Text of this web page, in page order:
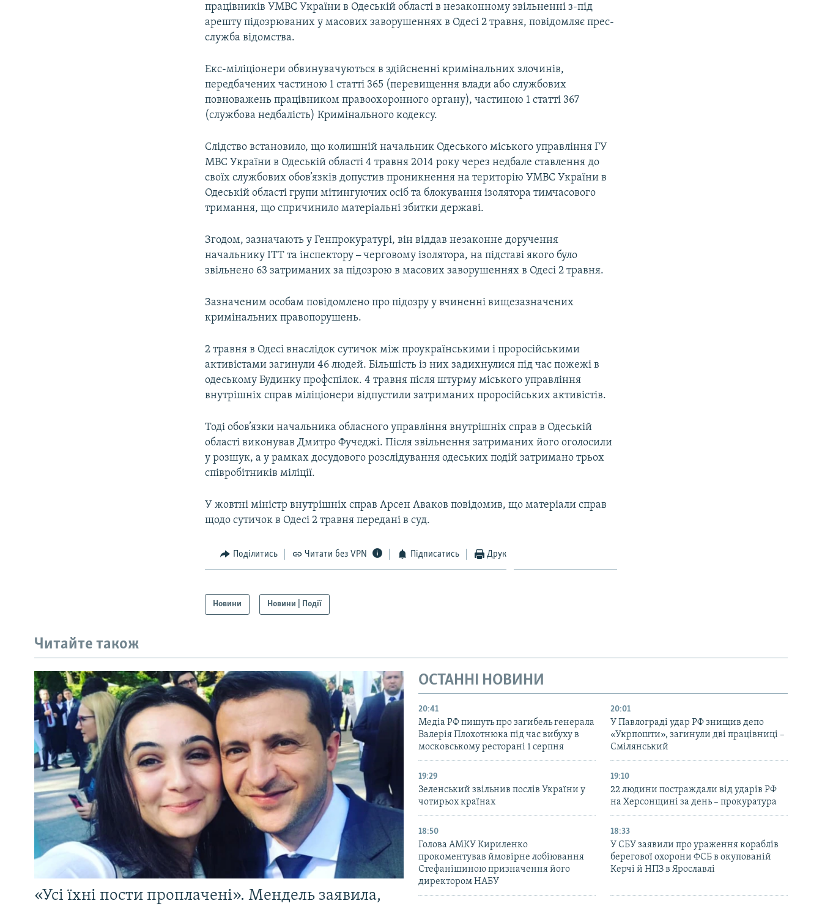
працівників УМВС України в Одеській області в незаконному звільненні з-під
арешту підозрюваних у масових заворушеннях в Одесі 2 травня, повідомляє прес-
служба відомства.
Екс-міліціонери обвинувачуються в здійсненні кримінальних злочинів,
передбачених частиною 1 статті 365 (перевищення влади або службових
повноважень працівником правоохоронного органу), частиною 1 статті 367
(службова недбалість) Кримінального кодексу.
Слідство встановило, що колишній начальник Одеського міського управління ГУ
МВС України в Одеській області 4 травня 2014 року через недбале ставлення до
своїх службових обов’язків допустив проникнення на територію УМВС України в
Одеській області групи мітингуючих осіб та блокування ізолятора тимчасового
тримання, що спричинило матеріальні збитки державі.
Згодом, зазначають у Генпрокуратурі, він віддав незаконне доручення
начальнику ІТТ та інспектору–черговому ізолятора, на підставі якого було
звільнено 63 затриманих за підозрою в масових заворушеннях в Одесі 2 травня.
Зазначеним особам повідомлено про підозру у вчиненні вищезазначених
кримінальних правопорушень.
2 травня в Одесі внаслідок сутичок між проукраїнськими і проросійськими
активістами загинули 46 людей. Більшість із них задихнулися під час пожежі в
одеському Будинку профспілок. 4 травня після штурму міського управління
внутрішніх справ міліціонери відпустили затриманих проросійських активістів.
Тоді обов’язки начальника обласного управління внутрішніх справ в Одеській
області виконував Дмитро Фучеджі. Після звільнення затриманих його оголосили
у розшук, а у рамках досудового розслідування одеських подій затримано трьох
співробітників міліції.
У жовтні міністр внутрішніх справ Арсен Аваков повідомив, що матеріали справ
щодо сутичок в Одесі 2 травня передані в суд.
Поділитись Читати без VPN Підписатись Друк
Новини Новини | Події
Читайте також
«Усі їхні пости проплачені». Мендель заявила,
ОСТАННІ НОВИНИ
20:41
Медіа РФ пишуть про загибель генерала
Валерія Плохотнюка під час вибуху в
московському ресторані 1 серпня
20:01
У Павлограді удар РФ знищив депо
«Укрпошти», загинули дві працівниці –
Смілянський
19:29
Зеленський звільнив послів України у
чотирьох країнах
19:10
22 людини постраждали від ударів РФ
на Херсонщині за день – прокуратура
18:50
Голова АМКУ Кириленко
прокоментував ймовірне лобіювання
Стефанішиною призначення його
директором НАБУ
18:33
У СБУ заявили про ураження кораблів
берегової охорони ФСБ в окупованій
Керчі й НПЗ в Ярославлі